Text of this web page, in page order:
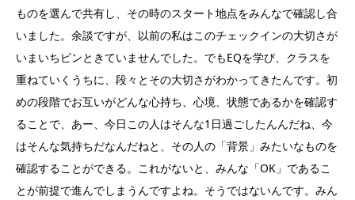
ものを選んで共有し、その時のスタート地点をみんなで確認し合
いました。余談ですが、以前の私はこのチェックインの大切さが
いまいちピンときていませんでした。でもEQを学び、クラスを
重ねていくうちに、段々とその大切さがわかってきたんです。初
めの段階でお互いがどんな心持ち、心境、状態であるかを確認す
ることで、あー、今日この人はそんな1日過ごしたんんだね、今
はそんな気持ちだなんだねと、その人の「背景」みたいなものを
確認することができる。これがないと、みんな「OK」であるこ
とが前提で進んでしまうんですよね。そうではないんです。みん